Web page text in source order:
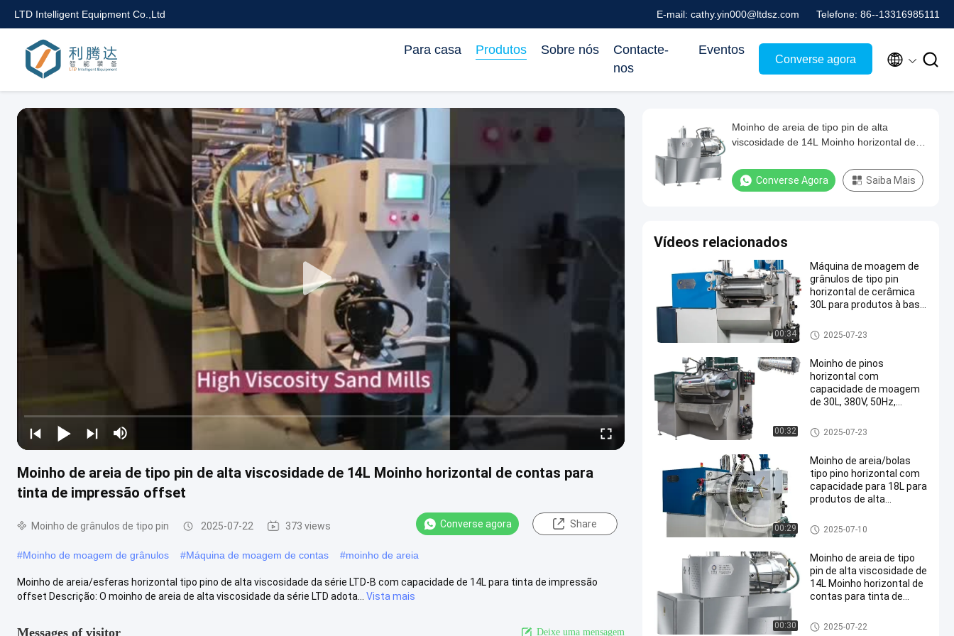
LTD Intelligent Equipment Co.,Ltd E-mail: cathy.yin000@ltdsz.com Telefone: 86--13316985111
Para casa Produtos Sobre nós
Contacte-
nos
Eventos
Converse agora  
Moinho de areia de tipo pin de alta viscosidade de 14L Moinho horizontal de contas para
tinta de impressão offset
Moinho de grânulos de tipo pin 2025-07-22 373 views Converse agora Share
#Moinho de moagem de grânulos #Máquina de moagem de contas #moinho de areia
Moinho de areia/esferas horizontal tipo pino de alta viscosidade da série LTD-B com capacidade de 14L para tinta de impressão
offset Descrição: O moinho de areia de alta viscosidade da série LTD adota...
Vista mais
Messages of visitor Deixe uma mensagem
Moinho de areia de tipo pin de alta
viscosidade de 14L Moinho horizontal de
Converse Agora Saiba Mais
Vídeos relacionados
00:34
Máquina de moagem de
grânulos de tipo pin
horizontal de cerâmica
30L para produtos à base
Moinho de grânulos de tipo pi
n
2025-07-23
00:32
Moinho de pinos
horizontal com
capacidade de moagem
de 30L, 380V, 50Hz,
Moinho de grânulos de tipo pi
n
2025-07-23
00:29
Moinho de areia/bolas
tipo pino horizontal com
capacidade para 18L para
produtos de alta
Moinho de grânulos de tipo pi
n
2025-07-10
00:30
Moinho de areia de tipo
pin de alta viscosidade de
14L Moinho horizontal de
contas para tinta de
Moinho de grânulos de tipo pi
n
2025-07-22